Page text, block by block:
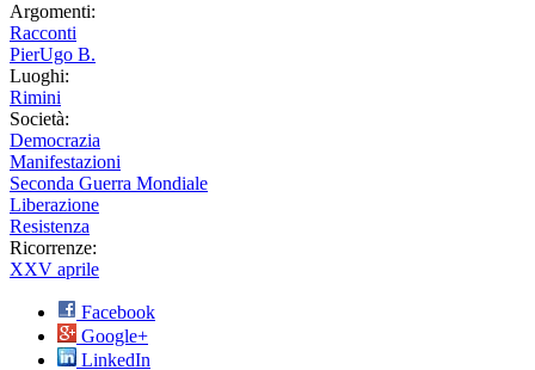
Argomenti:
Racconti
PierUgo B.
Luoghi:
Rimini
Società:
Democrazia
Manifestazioni
Seconda Guerra Mondiale
Liberazione
Resistenza
Ricorrenze:
XXV aprile
Facebook
Google+
LinkedIn